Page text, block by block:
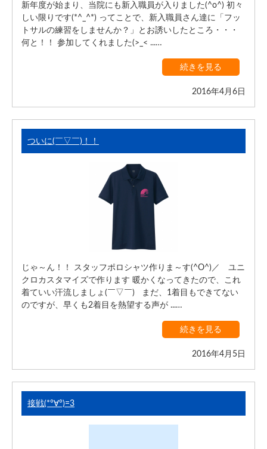
新年度が始まり、当院にも新入職員が入りました(^o^) 初々
しい限りです(*^_^*) ってことで、新入職員さん達に「フッ
トサルの練習をしませんか？」とお誘いしたところ・・・
何と！！ 参加してくれました(>_< ...…
続きを見る
2016年4月6日
ついに(￣▽￣)！！
じゃ～ん！！ スタッフポロシャツ作りま～す(^O^)／ ユニ
クロカスタマイズで作ります 暖かくなってきたので、これ
着ていい汗流しましょ(￣▽￣) まだ、1着目もできてない
のですが、早くも2着目を熱望する声が ...…
続きを見る
2016年4月5日
接戦(*°∀°)=3